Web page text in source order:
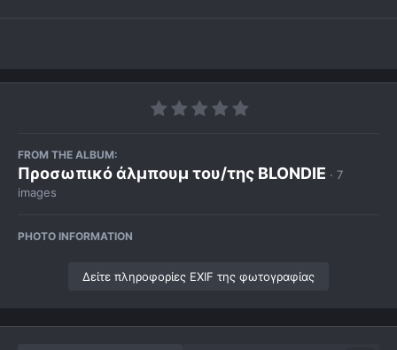
FROM THE ALBUM:
Προσωπικό άλμπουμ του/της BLONDIE · 7
images
PHOTO INFORMATION
Δείτε πληροφορίες EXIF της φωτογραφίας